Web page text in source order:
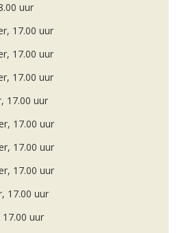
uur
17.00 uur
17.00 uur
17.00 uur
17.00 uur
17.00 uur
17.00 uur
17.00 uur
17.00 uur
uur